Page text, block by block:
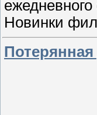
Новинки